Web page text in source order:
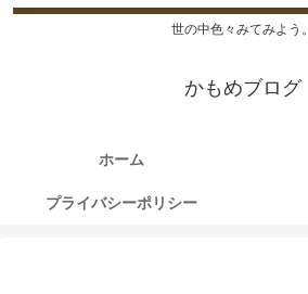
世の中色々みてみよう。
かもめブログ
ホーム
プライバシーポリシー